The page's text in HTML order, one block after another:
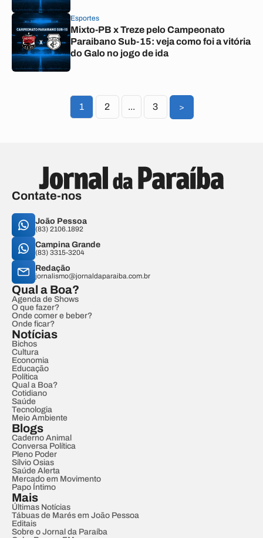
Esportes
Mixto-PB x Treze pelo Campeonato
Paraibano Sub-15: veja como foi a vitória
do Galo no jogo de ida
1 2 ... 3 >
Contate-nos
João Pessoa
(83) 2106.1892
Campina Grande
(83) 3315-3204
Redação
jornalismo@jornaldaparaiba.com.br
Qual a Boa?
Agenda de Shows
O que fazer?
Onde comer e beber?
Onde ficar?
Notícias
Bichos
Cultura
Economia
Educação
Política
Qual a Boa?
Cotidiano
Saúde
Tecnologia
Meio Ambiente
Blogs
Caderno Animal
Conversa Política
Pleno Poder
Sílvio Osias
Saúde Alerta
Mercado em Movimento
Papo Íntimo
Mais
Últimas Notícias
Tábuas de Marés em João Pessoa
Editais
Sobre o Jornal da Paraíba